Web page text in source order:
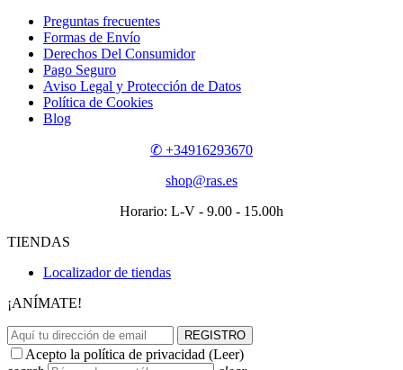
Preguntas frecuentes
Formas de Envío
Derechos Del Consumidor
Pago Seguro
Aviso Legal y Protección de Datos
Política de Cookies
Blog
✆ +34916293670
shop@ras.es
Horario: L-V - 9.00 - 15.00h
TIENDAS
Localizador de tiendas
¡ANÍMATE!
REGISTRO
Acepto la política de privacidad (Leer)